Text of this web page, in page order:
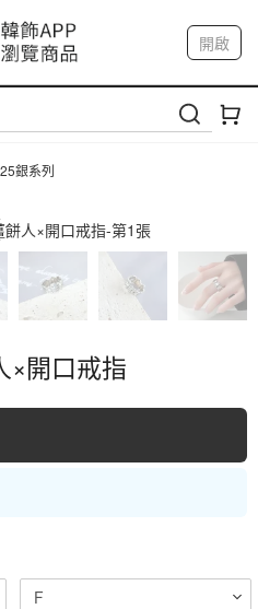
9/6 淡水捷運站
9/13 八里海巡基地
23 桃園青埔置地廣場
開啟
我的帳戶
銀系列
×開口戒指
F